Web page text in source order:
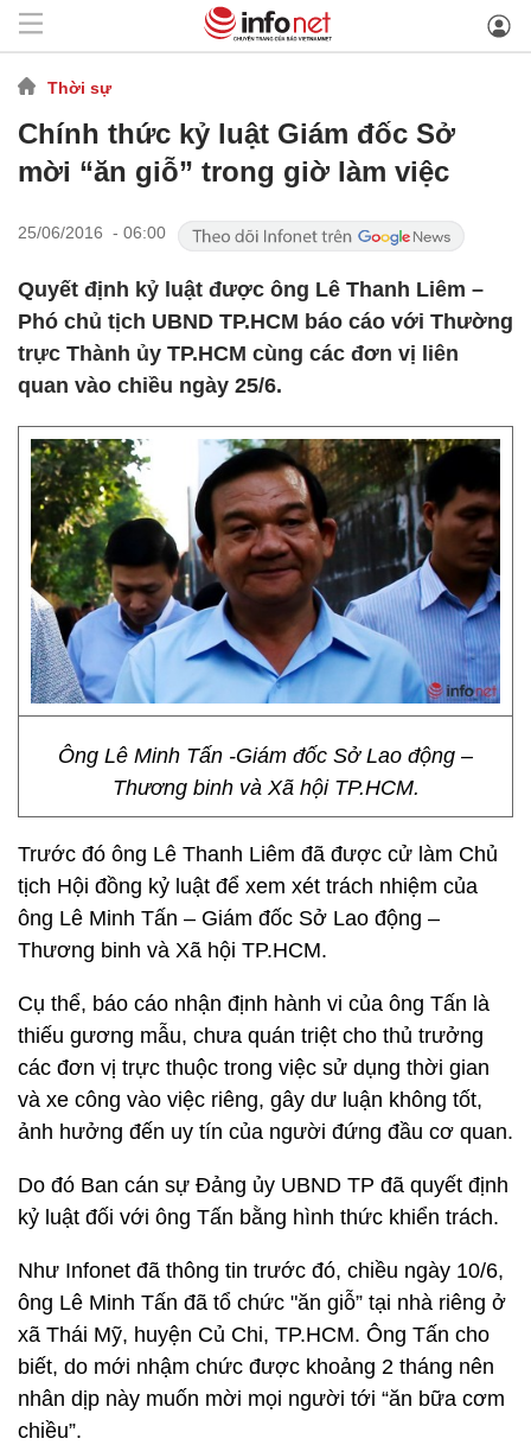
Thời sự
Chính thức kỷ luật Giám đốc Sở
mời “ăn giỗ” trong giờ làm việc
25/06/2016 - 06:00
Quyết định kỷ luật được ông Lê Thanh Liêm –
Phó chủ tịch UBND TP.HCM báo cáo với Thường
trực Thành ủy TP.HCM cùng các đơn vị liên
quan vào chiều ngày 25/6.
Ông Lê Minh Tấn -Giám đốc Sở Lao động –
Thương binh và Xã hội TP.HCM.
Trước đó ông Lê Thanh Liêm đã được cử làm Chủ
tịch Hội đồng kỷ luật để xem xét trách nhiệm của
ông Lê Minh Tấn – Giám đốc Sở Lao động –
Thương binh và Xã hội TP.HCM.
Cụ thể, báo cáo nhận định hành vi của ông Tấn là
thiếu gương mẫu, chưa quán triệt cho thủ trưởng
các đơn vị trực thuộc trong việc sử dụng thời gian
và xe công vào việc riêng, gây dư luận không tốt,
ảnh hưởng đến uy tín của người đứng đầu cơ quan.
Do đó Ban cán sự Đảng ủy UBND TP đã quyết định
kỷ luật đối với ông Tấn bằng hình thức khiển trách.
Như Infonet đã thông tin trước đó, chiều ngày 10/6,
ông Lê Minh Tấn đã tổ chức "ăn giỗ” tại nhà riêng ở
xã Thái Mỹ, huyện Củ Chi, TP.HCM. Ông Tấn cho
biết, do mới nhậm chức được khoảng 2 tháng nên
nhân dịp này muốn mời mọi người tới “ăn bữa cơm
chiều”.